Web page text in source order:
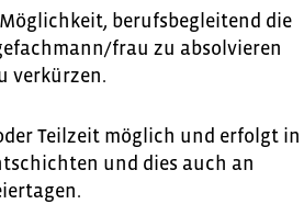
berufsbegleitend die
frau zu absolvieren
verkürzen.
Teilzeit möglich und erfolgt in
und dies auch an